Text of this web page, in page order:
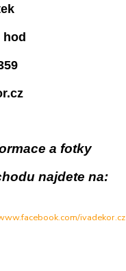
hod
a fotky
najdete na:
ivadekor.cz